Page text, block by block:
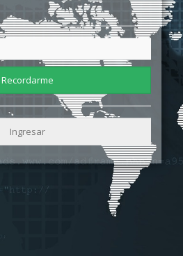
Recordarme
Ingresar